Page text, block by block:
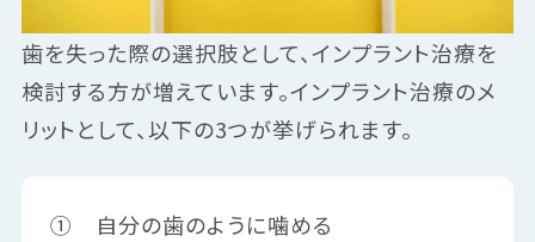
歯を失った際の選択肢として、インプラント治療を
検討する方が増えています。インプラント治療のメ
リットとして、以下の3つが挙げられます。
① 自分の歯のように噛める